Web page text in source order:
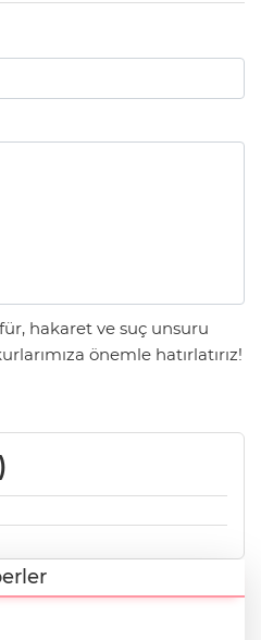
hakaret ve suç unsuru
önemle hatırlatırız!